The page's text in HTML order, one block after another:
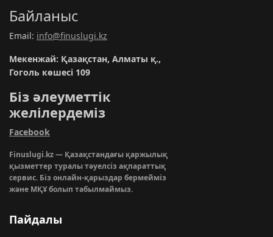
Байланыс
Email: info@finuslugi.kz
Мекенжай: Қазақстан, Алматы қ.,
Гоголь көшесі 109
Біз әлеуметтік
желілердеміз
Facebook
Finuslugi.kz — Қазақстандағы қаржылық
қызметтер туралы тәуелсіз ақпараттық
сервис. Біз онлайн-қарыздар бермейміз
және МҚҰ болып табылмаймыз.
Пайдалы